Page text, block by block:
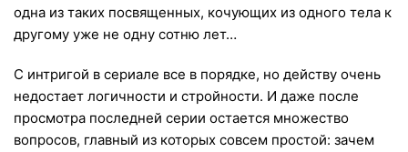
одна из таких посвященных, кочующих из одного тела к
другому уже не одну сотню лет…
С интригой в сериале все в порядке, но действу очень
недостает логичности и стройности. И даже после
просмотра последней серии остается множество
вопросов, главный из которых совсем простой: зачем